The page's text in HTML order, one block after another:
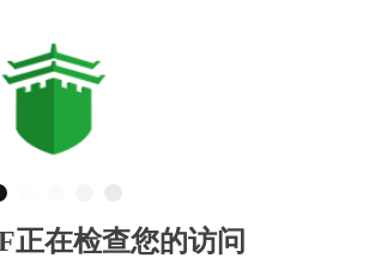
正在检查您的访问